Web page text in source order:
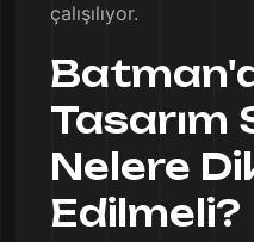
çalışılıyor.
Tasarım
Nelere
Edilmeli?